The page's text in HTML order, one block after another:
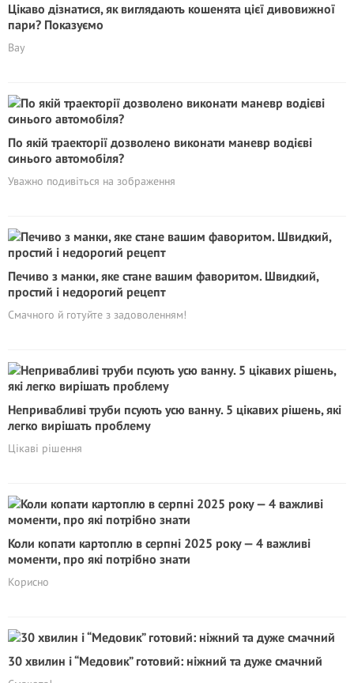
Цікаво дізнатися, як виглядають кошенята цієї дивовижної
пари? Показуємо
Вау
По якій траекторії дозволено виконати маневр водієві
синього автомобіля?
Уважно подивіться на зображення
Печиво з манки, яке стане вашим фаворитом. Швидкий,
простий і недорогий рецепт
Смачного й готуйте з задоволенням!
Непривабливі труби псують усю ванну. 5 цікавих рішень, які
легко вирішать проблему
Цікаві рішення
Коли копати картоплю в серпні 2025 року — 4 важливі
моменти, про які потрібно знати
Корисно
30 хвилин і “Медовик” готовий: ніжний та дуже смачний